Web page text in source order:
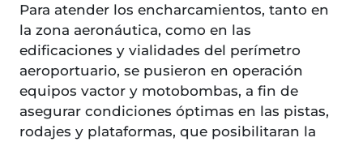
Para atender los encharcamientos, tanto en
la zona aeronáutica, como en las
edificaciones y vialidades del perímetro
aeroportuario, se pusieron en operación
equipos vactor y motobombas, a fin de
asegurar condiciones óptimas en las pistas,
rodajes y plataformas, que posibilitaran la